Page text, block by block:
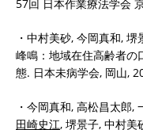
57回 日本作業療法学会
・中村美砂, 今岡真和, 堺
峰鳴：地域在住高齢者の
態. 日本未病学会, 岡山,
・今岡真和, 高松昌太郎,
田崎史江, 堺景子, 中村